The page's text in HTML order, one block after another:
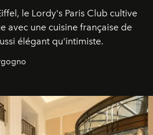
le Lordy's Paris Club cultive
avec une cuisine française de
élégant qu'intimiste.